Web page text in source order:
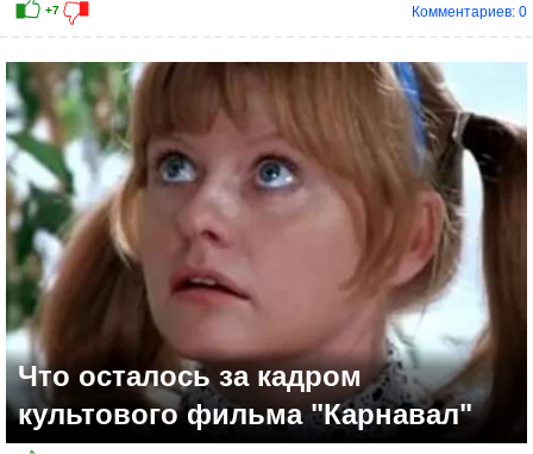
+14
Комментариев: 0
Что осталось за кадром
культового фильма "Карнавал"